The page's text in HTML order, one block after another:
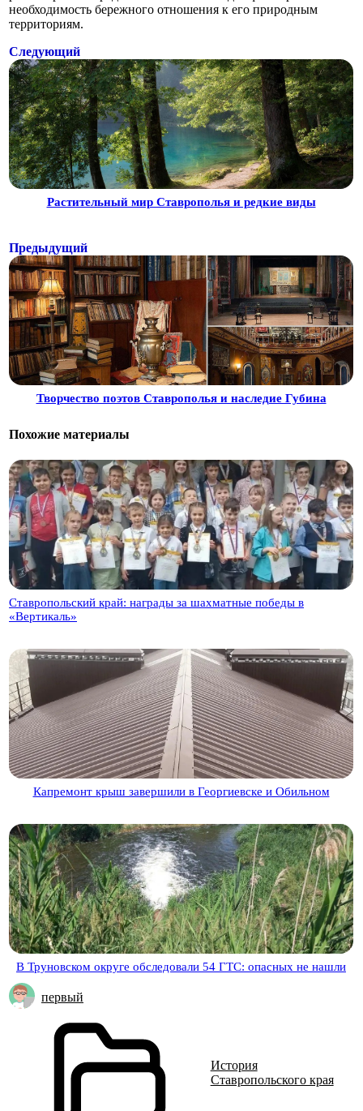
необходимость бережного отношения к его природным
территориям.
Следующий
Растительный мир Ставрополья и редкие виды
Предыдущий
Творчество поэтов Ставрополья и наследие Губина
Похожие материалы
Ставропольский край: награды за шахматные победы в
«Вертикаль»
Капремонт крыш завершили в Георгиевске и Обильном
В Труновском округе обследовали 54 ГТС: опасных не нашли
первый
История
Ставропольского края